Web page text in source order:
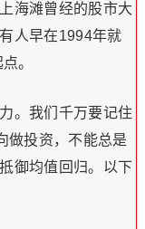
海滩曾经的股市大
人早在1994年就
。
。我们千万要记住
做投资，不能总是
御均值回归。以下